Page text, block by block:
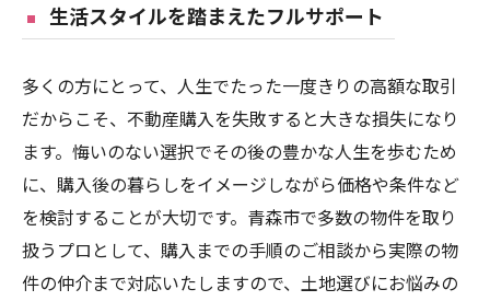
生活スタイルを踏まえたフルサポート
多くの方にとって、人生でたった一度きりの高額な取引
だからこそ、不動産購入を失敗すると大きな損失になり
ます。悔いのない選択でその後の豊かな人生を歩むため
に、購入後の暮らしをイメージしながら価格や条件など
を検討することが大切です。青森市で多数の物件を取り
扱うプロとして、購入までの手順のご相談から実際の物
件の仲介まで対応いたしますので、土地選びにお悩みの